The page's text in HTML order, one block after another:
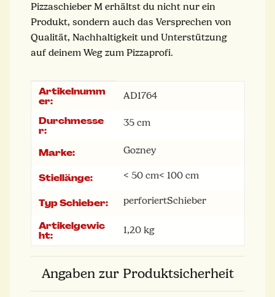
Pizzaschieber M erhältst du nicht nur ein
Produkt, sondern auch das Versprechen von
Qualität, Nachhaltigkeit und Unterstützung
auf deinem Weg zum Pizzaprofi.
Produkteigenschaft
Wert
Artikelnumm
er:
AD1764
Durchmesse
r:
35 cm
Marke: Gozney
Stiellänge: < 50 cm< 100 cm
Typ Schieber: perforiertSchieber
Artikelgewic
ht:
1,20 kg
Angaben zur Produktsicherheit